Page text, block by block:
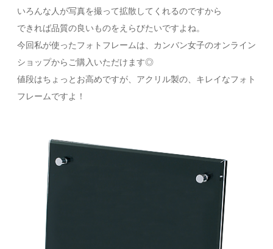
いろんな人が写真を撮って拡散してくれるのですから
できれば品質の良いものをえらびたいですよね。
今回私が使ったフォトフレームは、カンバン女子のオンライン
ショップからご購入いただけます◎
値段はちょっとお高めですが、アクリル製の、キレイなフォト
フレームですよ！